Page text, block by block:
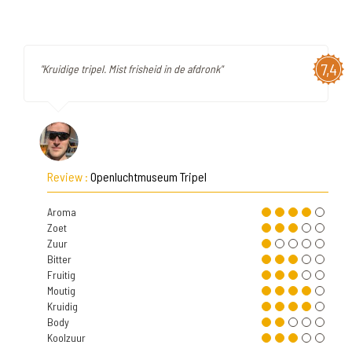
7,4
"Kruidige tripel. Mist frisheid in de afdronk"
Review : Openluchtmuseum Tripel
Aroma
Zoet
Zuur
Bitter
Fruitig
Moutig
Kruidig
Body
Koolzuur